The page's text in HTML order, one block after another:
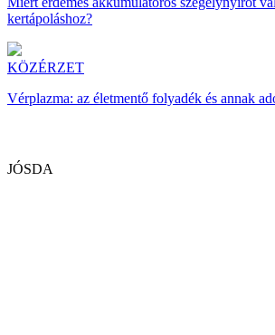
kertápoláshoz?
KÖZÉRZET
Vérplazma: az életmentő folyadék és annak
JÓSDA